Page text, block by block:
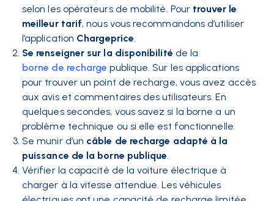
selon les opérateurs de mobilité. Pour trouver le
meilleur tarif, nous vous recommandons d’utiliser
l’application Chargeprice.
Se renseigner sur la disponibilité de la
borne de recharge publique. Sur les applications
pour trouver un point de recharge, vous avez accès
aux avis et commentaires des utilisateurs. En
quelques secondes, vous savez si la borne a un
problème technique ou si elle est fonctionnelle.
Se munir d’un câble de recharge adapté à la
puissance de la borne publique.
Vérifier la capacité de la voiture électrique à
charger à la vitesse attendue. Les véhicules